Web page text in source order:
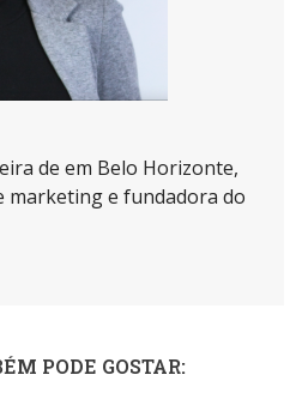
de em Belo Horizonte,
marketing e fundadora do
PODE GOSTAR: